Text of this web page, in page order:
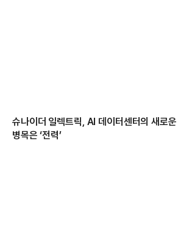
슈나이더 일렉트릭, AI 데이터센터의 새로운
병목은 ‘전력’